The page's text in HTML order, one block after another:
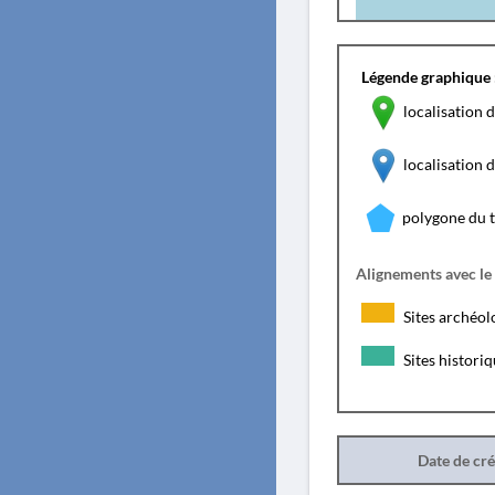
Légende graphique
localisation
localisation
polygone du
Alignements avec
Sites
Sites
Date de